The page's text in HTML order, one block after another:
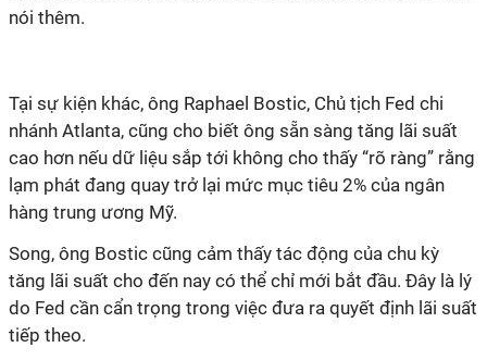
nói thêm.
Tại sự kiện khác, ông Raphael Bostic, Chủ tịch Fed chi
nhánh Atlanta, cũng cho biết ông sẵn sàng tăng lãi suất
cao hơn nếu dữ liệu sắp tới không cho thấy “rõ ràng” rằng
lạm phát đang quay trở lại mức mục tiêu 2% của ngân
hàng trung ương Mỹ.
Song, ông Bostic cũng cảm thấy tác động của chu kỳ
tăng lãi suất cho đến nay có thể chỉ mới bắt đầu. Đây là lý
do Fed cần cẩn trọng trong việc đưa ra quyết định lãi suất
tiếp theo.